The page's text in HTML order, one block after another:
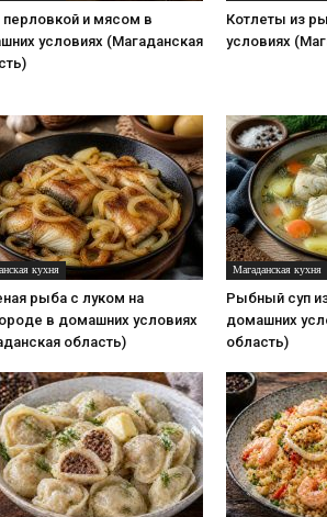
перловкой и мясом в
условиях (Магаданская
Котлеты из
условиях
кухня
рыба с луком на
в домашних условиях
область)
Магаданская кухня
Рыбный суп
домашних
область)